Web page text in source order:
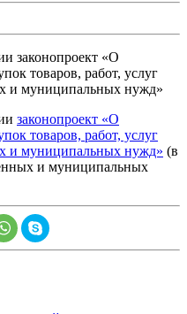
законопроект «О
товаров, работ, услуг
и муниципальных нужд»
законопроект «О
товаров, работ, услуг
и муниципальных нужд» (в
и муниципальных